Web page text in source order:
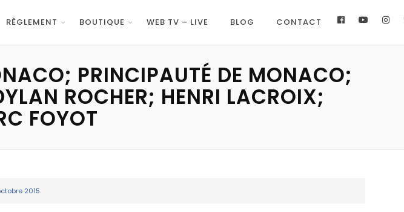
RÈGLEMENT BOUTIQUE WEB TV – LIVE BLOG CONTACT
PRINCIPAUTÉ DE MONACO;
ROCHER; HENRI LACROIX;
FOYOT
2015